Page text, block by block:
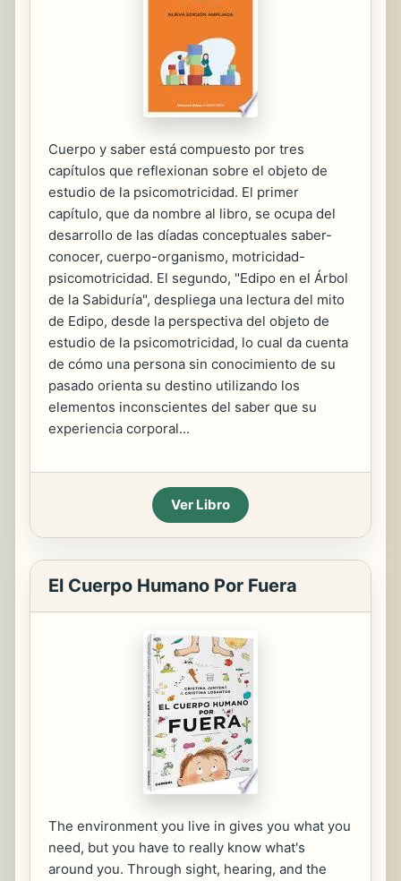
Cuerpo y saber está compuesto por tres
capítulos que reflexionan sobre el objeto de
estudio de la psicomotricidad. El primer
capítulo, que da nombre al libro, se ocupa del
desarrollo de las díadas conceptuales saber-
conocer, cuerpo-organismo, motricidad-
psicomotricidad. El segundo, "Edipo en el Árbol
de la Sabiduría", despliega una lectura del mito
de Edipo, desde la perspectiva del objeto de
estudio de la psicomotricidad, lo cual da cuenta
de cómo una persona sin conocimiento de su
pasado orienta su destino utilizando los
elementos inconscientes del saber que su
experiencia corporal...
Ver Libro
El Cuerpo Humano Por Fuera
The environment you live in gives you what you
need, but you have to really know what's
around you. Through sight, hearing, and the